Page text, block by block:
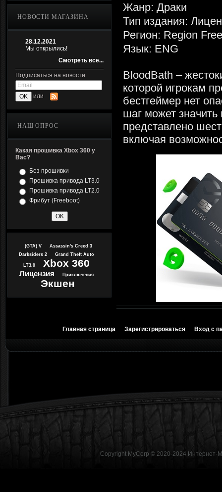
НОВОСТИ МАГАЗИНА
28.12.2021
Мы открылись!
Смотреть все...
Подписаться на новости:
или
НАШ ОПРОС
Какая прошивка Xbox 360 у
Вас?
Без прошивки
Прошивка привода LT3.0
Прошивка привода LT2.0
Фрибут (Freeboot)
(GTA) V
Assassin's Creed 3
Darksiders 2
Grand Theft Auto
LT3.0 Xbox 360
Лицензия Приключения
Экшен
Жанр: Драки
Тип издания:
Регион: Region Free
Язык: ENG
BloodBath –
которой игрокам
бестгеймер нет
шаг может
представлено
включая
Главная страница Зарегистрироваться Вход с
Copyright MyCorp © 2020-2024 Интернет-